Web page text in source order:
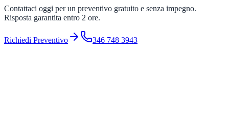
Contattaci oggi per un preventivo gratuito e senza impegno.
Risposta garantita entro 2 ore.
Richiedi Preventivo 346 748 3943